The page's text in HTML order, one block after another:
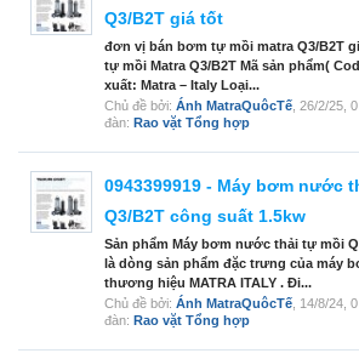
Q3/B2T giá tốt
đơn vị bán bơm tự mồi matra Q3/B2T
tự mồi Matra Q3/B2T Mã sản phẩm(
xuất: Matra – Italy Loại...
Chủ đề bởi: Ánh MatraQuôcTế 26/2/25 ,
đàn: Rao vặt Tổng hợp
0943399919 - Máy bơm nước
Q3/B2T công suất 1.5kw
Sản phẩm Máy bơm nước thải tự mồi
là dòng sản phẩm đặc trưng của máy
thương hiệu MATRA ITALY . Đi...
Chủ đề bởi: Ánh MatraQuôcTế 14/8/24 ,
đàn: Rao vặt Tổng hợp